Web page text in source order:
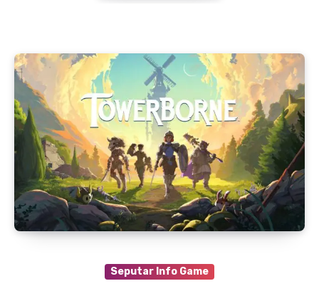
Seputar Info Game